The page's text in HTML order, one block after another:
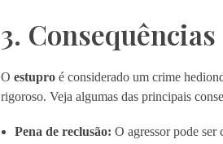
3.
O estuproé considerado um crime
rigoroso. Veja algumas das principais
Pena de reclusão: O agressor pode ser